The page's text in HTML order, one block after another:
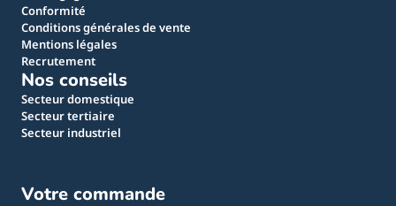
Conformité
Conditions générales de vente
Mentions légales
Recrutement
Nos conseils
Secteur domestique
Secteur tertiaire
Secteur industriel
Votre commande